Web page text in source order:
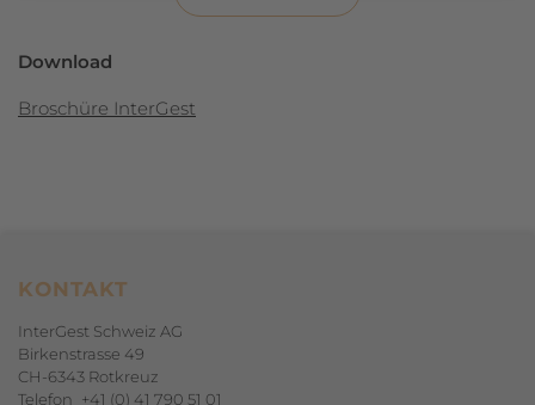
Download
Broschüre InterGest
KONTAKT
InterGest Schweiz AG
Birkenstrasse 49
CH-6343 Rotkreuz
Telefon +41 (0) 41 790 51 01